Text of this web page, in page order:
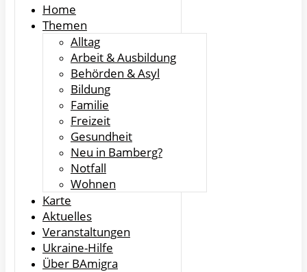
Home
Themen
Alltag
Arbeit & Ausbildung
Behörden & Asyl
Bildung
Familie
Freizeit
Gesundheit
Neu in Bamberg?
Notfall
Wohnen
Karte
Aktuelles
Veranstaltungen
Ukraine-Hilfe
Über BAmigra